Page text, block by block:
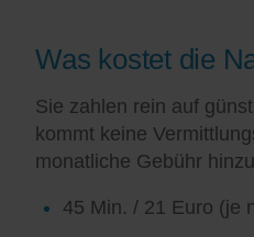
Was kostet die
Sie zahlen rein auf
kommt keine
monatliche Gebühr
45 Min. / 21 Euro (je